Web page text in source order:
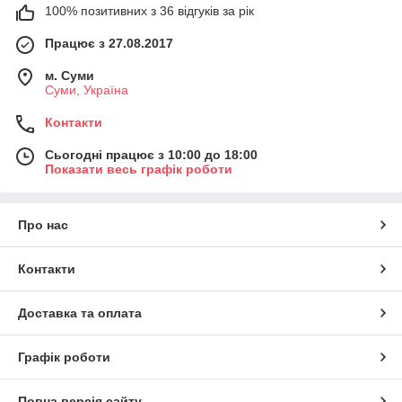
100% позитивних з 36 відгуків за рік
Працює з 27.08.2017
м. Суми
Суми, Україна
Контакти
Сьогодні працює з 10:00 до 18:00
Показати весь графік роботи
Про нас
Контакти
Доставка та оплата
Графік роботи